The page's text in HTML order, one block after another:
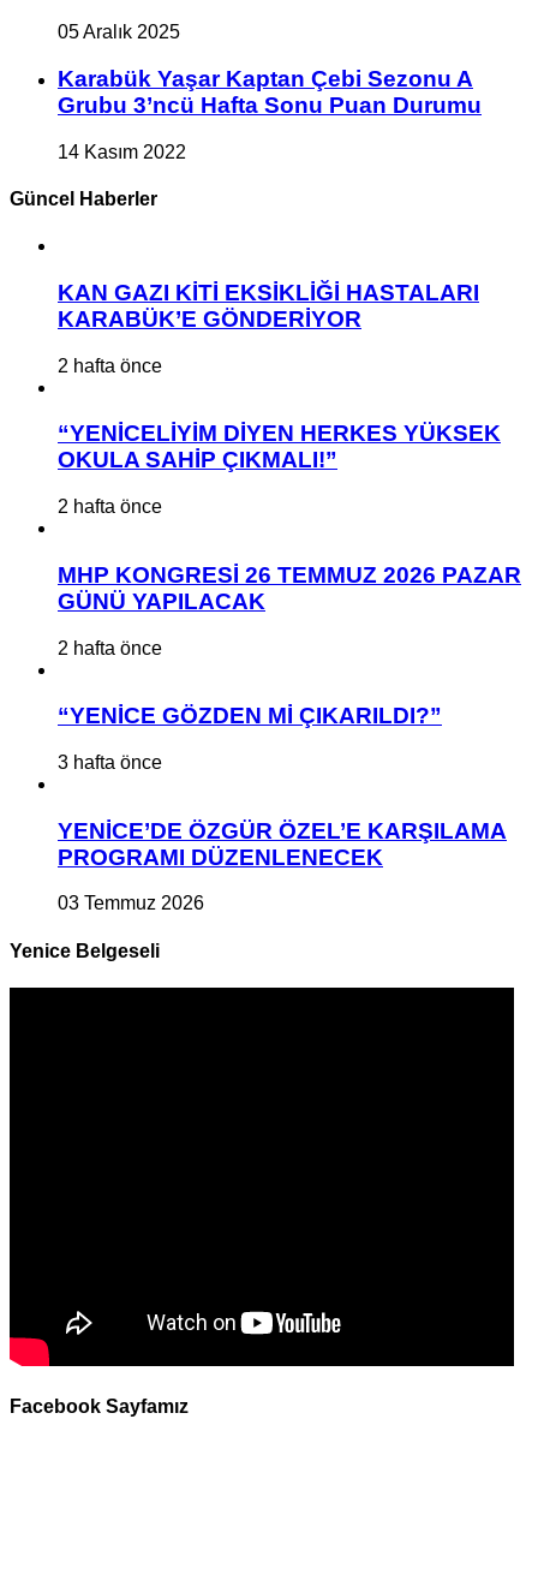
05 Aralık 2025
Karabük Yaşar Kaptan Çebi Sezonu A
Grubu 3’ncü Hafta Sonu Puan Durumu
14 Kasım 2022
Güncel Haberler
KAN GAZI KİTİ EKSİKLİĞİ HASTALARI
KARABÜK’E GÖNDERİYOR
2 hafta önce
“YENİCELİYİM DİYEN HERKES YÜKSEK
OKULA SAHİP ÇIKMALI!”
2 hafta önce
MHP KONGRESİ 26 TEMMUZ 2026 PAZAR
GÜNÜ YAPILACAK
2 hafta önce
“YENİCE GÖZDEN Mİ ÇIKARILDI?”
3 hafta önce
YENİCE’DE ÖZGÜR ÖZEL’E KARŞILAMA
PROGRAMI DÜZENLENECEK
03 Temmuz 2026
Yenice Belgeseli
Facebook Sayfamız